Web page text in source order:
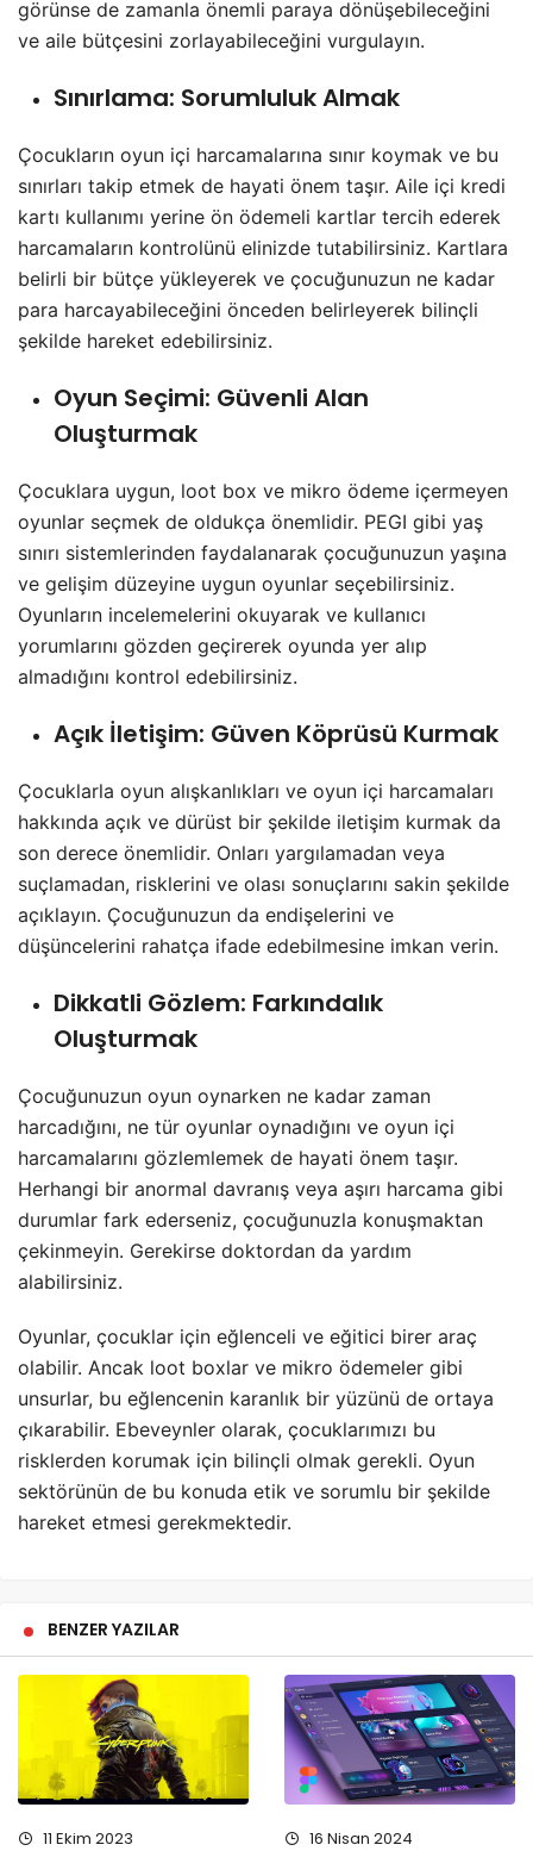
görünse de zamanla önemli paraya dönüşebileceğini
ve aile bütçesini zorlayabileceğini vurgulayın.
Sınırlama: Sorumluluk Almak
Çocukların oyun içi harcamalarına sınır koymak ve bu
sınırları takip etmek de hayati önem taşır. Aile içi kredi
kartı kullanımı yerine ön ödemeli kartlar tercih ederek
harcamaların kontrolünü elinizde tutabilirsiniz. Kartlara
belirli bir bütçe yükleyerek ve çocuğunuzun ne kadar
para harcayabileceğini önceden belirleyerek bilinçli
şekilde hareket edebilirsiniz.
Oyun Seçimi: Güvenli Alan
Oluşturmak
Çocuklara uygun, loot box ve mikro ödeme içermeyen
oyunlar seçmek de oldukça önemlidir. PEGI gibi yaş
sınırı sistemlerinden faydalanarak çocuğunuzun yaşına
ve gelişim düzeyine uygun oyunlar seçebilirsiniz.
Oyunların incelemelerini okuyarak ve kullanıcı
yorumlarını gözden geçirerek oyunda yer alıp
almadığını kontrol edebilirsiniz.
Açık İletişim: Güven Köprüsü Kurmak
Çocuklarla oyun alışkanlıkları ve oyun içi harcamaları
hakkında açık ve dürüst bir şekilde iletişim kurmak da
son derece önemlidir. Onları yargılamadan veya
suçlamadan, risklerini ve olası sonuçlarını sakin şekilde
açıklayın. Çocuğunuzun da endişelerini ve
düşüncelerini rahatça ifade edebilmesine imkan verin.
Dikkatli Gözlem: Farkındalık
Oluşturmak
Çocuğunuzun oyun oynarken ne kadar zaman
harcadığını, ne tür oyunlar oynadığını ve oyun içi
harcamalarını gözlemlemek de hayati önem taşır.
Herhangi bir anormal davranış veya aşırı harcama gibi
durumlar fark ederseniz, çocuğunuzla konuşmaktan
çekinmeyin. Gerekirse doktordan da yardım
alabilirsiniz.
Oyunlar, çocuklar için eğlenceli ve eğitici birer araç
olabilir. Ancak loot boxlar ve mikro ödemeler gibi
unsurlar, bu eğlencenin karanlık bir yüzünü de ortaya
çıkarabilir. Ebeveynler olarak, çocuklarımızı bu
risklerden korumak için bilinçli olmak gerekli. Oyun
sektörünün de bu konuda etik ve sorumlu bir şekilde
hareket etmesi gerekmektedir.
BENZER YAZILAR
11 Ekim 2023 16 Nisan 2024